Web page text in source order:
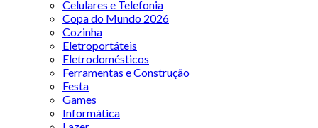
Celulares e Telefonia
Copa do Mundo 2026
Cozinha
Eletroportáteis
Eletrodomésticos
Ferramentas e Construção
Festa
Games
Informática